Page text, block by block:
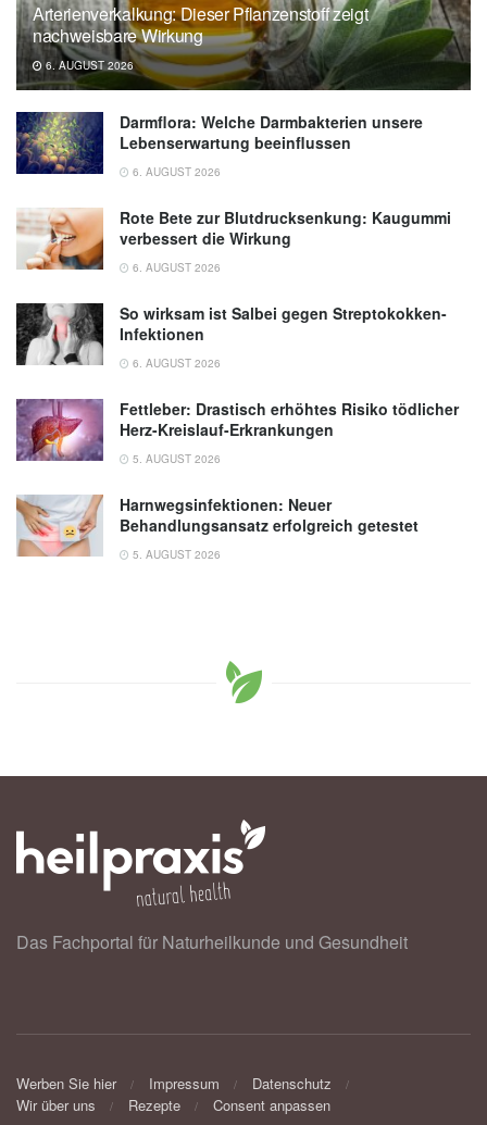
Arterienverkalkung: Dieser Pflanzenstoff zeigt
nachweisbare Wirkung
6. AUGUST 2026
Darmflora: Welche Darmbakterien unsere
Lebenserwartung beeinflussen
6. AUGUST 2026
Rote Bete zur Blutdrucksenkung: Kaugummi
verbessert die Wirkung
6. AUGUST 2026
So wirksam ist Salbei gegen Streptokokken-
Infektionen
6. AUGUST 2026
Fettleber: Drastisch erhöhtes Risiko tödlicher
Herz-Kreislauf-Erkrankungen
5. AUGUST 2026
Harnwegsinfektionen: Neuer
Behandlungsansatz erfolgreich getestet
5. AUGUST 2026
Das Fachportal für Naturheilkunde und Gesundheit
Werben Sie hier Impressum
Datenschutz
Wir über uns
Rezepte Consent anpassen